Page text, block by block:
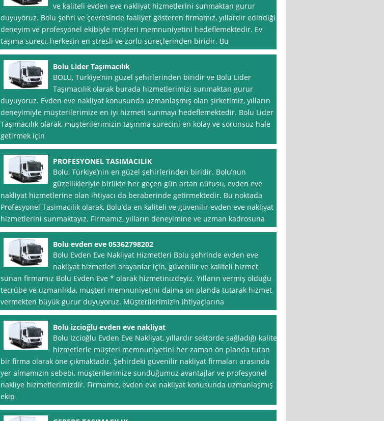
ve kaliteli evden eve nakliyat hizmetlerini sunmaktan gurur
duyuyoruz. Bolu şehri ve çevresinde faaliyet gösteren firmamız, yıllardır edindiği
deneyim ve profesyonel ekibiyle müşteri memnuniyetini hedeflemektedir. Ev
taşıma süreci, herkesin en stresli ve zorlu süreçlerinden biridir. Bu
Bolu Lider Taşımacılık
BOLU, Türkiye’nin güzel şehirlerinden biridir ve Bolu Lider
Taşımacılık olarak burada hizmetlerimizi sunmaktan gurur
duyuyoruz. Evden eve nakliyat konusunda uzmanlaşmış olan şirketimiz, yılların
deneyimiyle müşterilerimize en iyi hizmeti sunmayı hedeflemektedir. Bolu Lider
Taşımacılık olarak, müşterilerimizin taşınma sürecini en kolay ve sorunsuz hale
getirmek için
PROFESYONEL TASIMACILIK
Bolu, Türkiye’nin en güzel şehirlerinden biridir. Bolu’nun
güzellikleriyle birlikte her geçen gün artan nüfusu, evden eve
nakliyat hizmetlerine olan ihtiyacı da beraberinde getirmektedir. Bu noktada
Profesyonel Tasimacilik olarak, Bolu’da en kaliteli ve güvenilir evden eve nakliyat
hizmetlerini sunmaktayız. Firmamız, yılların deneyimine ve uzman kadrosuna
Bolu evden eve 05362798202
Bolu Evden Eve Nakliyat Hizmetleri Bolu şehrinde evden eve
nakliyat hizmetleri arayanlar için, güvenilir ve kaliteli hizmet
sunan firmamız Bolu Evden Eve * olarak hizmetinizdeyiz. Yılların vermiş olduğu
tecrübe ve uzmanlıkla, müşteri memnuniyetini daima ön planda tutarak hizmet
vermekten büyük gurur duyuyoruz. Müşterilerimizin ihtiyaçlarına
Bolu izcioğlu evden eve nakliyat
Bolu Izcioğlu Evden Eve Nakliyat, yıllardır sektörde sağladığı kaliteli
hizmetlerle müşteri memnuniyetini her zaman ön planda tutan
bir firma olarak öne çıkmaktadır. Şehirdeki güvenilir nakliyat firmaları arasında
yer almamızın sebebi, müşterilerimize sunduğumuz avantajlar ve profesyonel
nakliye hizmetlerimizdir. Firmamız, evden eve nakliyat konusunda uzmanlaşmış
ekip